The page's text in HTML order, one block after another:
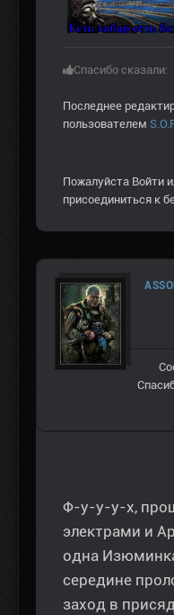
Спасибо сказали:
Последнее
пользователем
Пожалуйста Войти
присоединиться к
Ф-у-у-у-х,
электрами и
одна
середине
заход в